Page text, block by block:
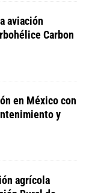
aviación
Carbon
en México con
y
agrícola